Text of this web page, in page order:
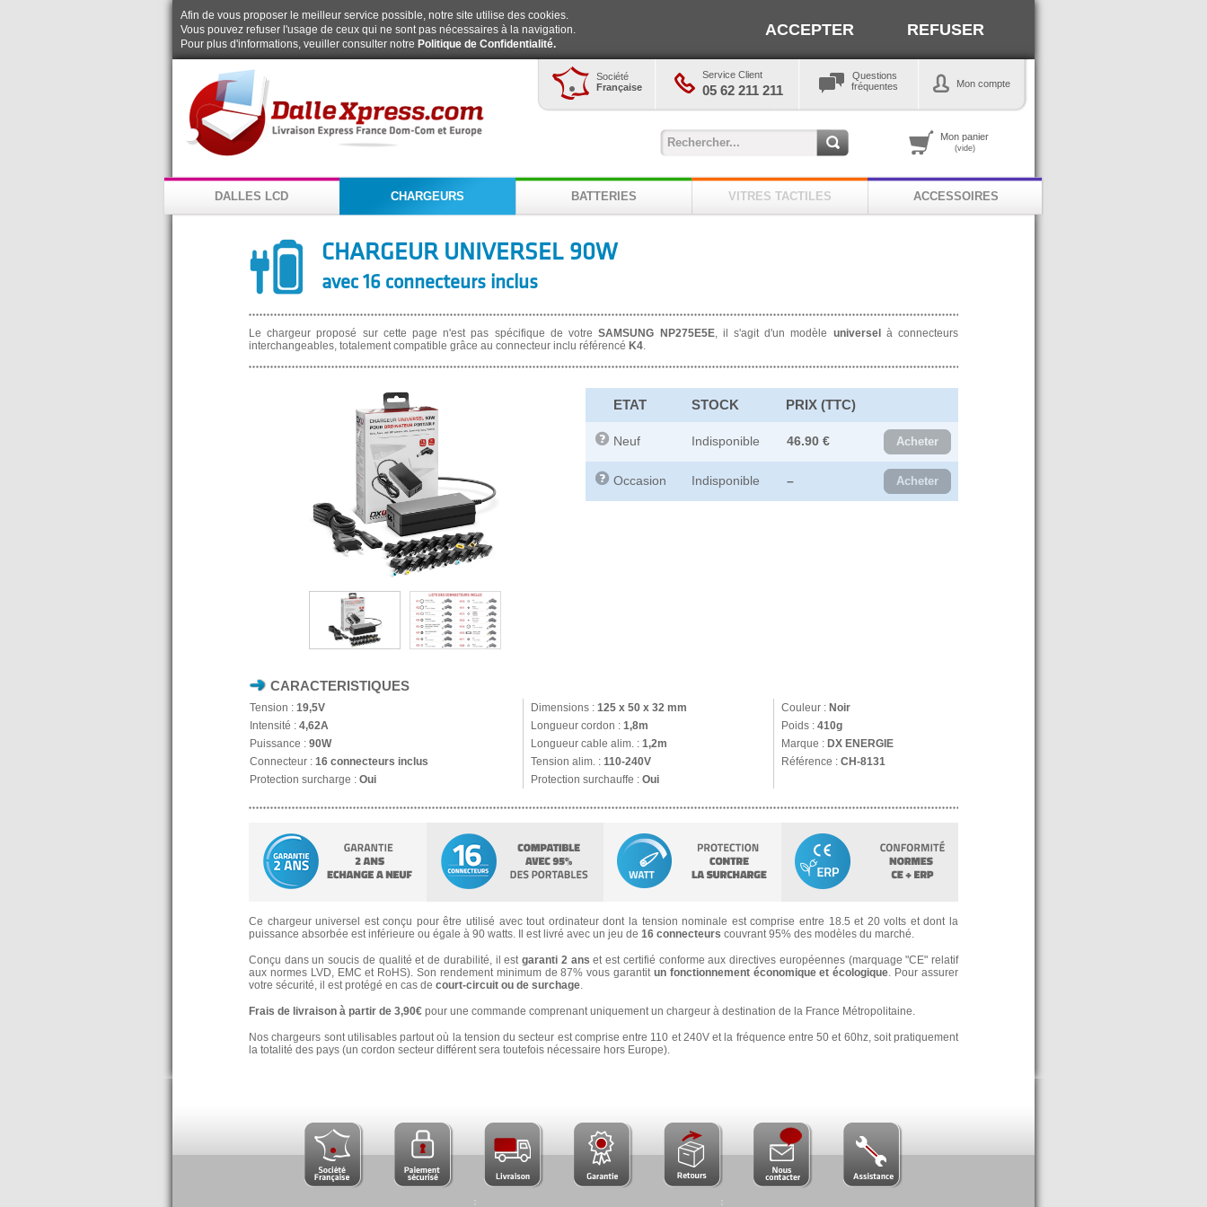
Afin de vous proposer le meilleur service possible, notre site utilise des cookies.
Vous pouvez refuser l'usage de ceux qui ne sont pas nécessaires à la navigation.
Pour plus d'informations, veuiller consulter notre Politique de Confidentialité.
ACCEPTER REFUSER
Société
Française
Service Client
05 62 211 211
Questions
fréquentes
Mon compte
Mon panier
(vide)
DALLES LCD CHARGEURS BATTERIES VITRES TACTILES ACCESSOIRES
CHARGEUR UNIVERSEL 90W
avec 16 connecteurs inclus
Le chargeur proposé sur cette page n'est pas spécifique de votreSAMSUNG NP275E5E, il s'agit d'un modèle universel
à connecteurs
interchangeables, totalement compatible grâce au connecteur inclu référencé K4.
ETAT STOCK PRIX (TTC)
Neuf Indisponible 46.90 € Acheter
Occasion Indisponible – Acheter
CARACTERISTIQUES
Tension : 19,5V Dimensions : 125 x 50 x 32 mm Couleur : Noir
Intensité : 4,62A Longueur cordon : 1,8m Poids : 410g
Puissance : 90W Longueur cable alim. : 1,2m Marque : DX ENERGIE
Connecteur : 16 connecteurs inclus Tension alim. : 110-240V Référence : CH-8131
Protection surcharge : Oui Protection surchauffe : Oui
Ce chargeur universel est conçu pour être utilisé avec tout ordinateur dont la tension nominale est comprise entre 18.5 et 20 volts et dont la
puissance absorbée est inférieure ou égale à 90 watts. Il est livré avec un jeu de 16 connecteurs couvrant 95% des modèles du marché.
Conçu dans un soucis de qualité et de durabilité, il estgaranti 2 ans et est certifié conforme aux directives européennes (marquage "CE" relatif
aux normes LVD, EMC et RoHS). Son rendement minimum de 87% vous garantit un fonctionnement économique et écologique. Pour assurer
votre sécurité, il est protégé en cas de court-circuit ou de surchage.
Frais de livraison à partir de 3,90€ pour une commande comprenant uniquement un chargeur à destination de la France Métropolitaine.
Nos chargeurs sont utilisables partout où la tension du secteur est comprise entre 110 et 240V et la fréquence entre 50 et 60hz, soit pratiquement
la totalité des pays (un cordon secteur différent sera toutefois nécessaire hors Europe).